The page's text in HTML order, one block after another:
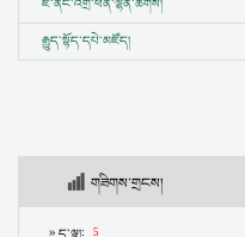
ཇོ་ནང་འགྲོ་ཕན་ལྷན་ཚོགས།
རྒྱུད་སྟོད་དཔེ་མཛོད།